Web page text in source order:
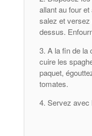
allant au four
salez et versez
dessus.
A la fin de la
cuire les
paquet,
tomates.
Servez avec